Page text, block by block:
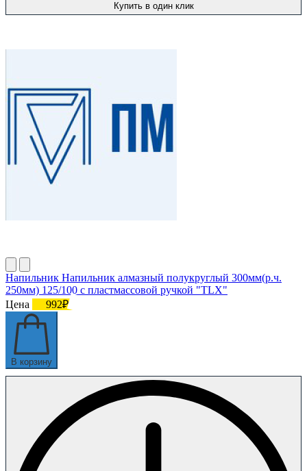
Купить в один клик
Напильник Напильник алмазный полукруглый 300мм(р.ч.
250мм) 125/100 с пластмассовой ручкой "TLX"
Цена
992₽
В корзину